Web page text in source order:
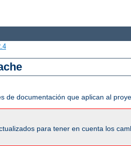
de documentación que aplican al
para tener en cuenta los